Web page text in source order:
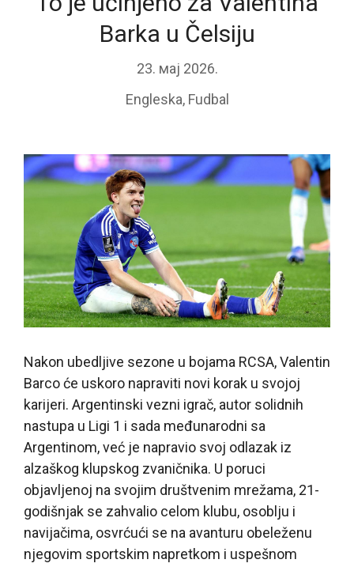
Barka u Čelsiju
23. мај 2026.
Engleska, Fudbal
Nakon ubedljive sezone u bojama RCSA, Valentin
Barco će uskoro napraviti novi korak u svojoj
karijeri. Argentinski vezni igrač, autor solidnih
nastupa u Ligi 1 i sada međunarodni sa
Argentinom, već je napravio svoj odlazak iz
alzaškog klupskog zvaničnika. U poruci
objavljenoj na svojim društvenim mrežama, 21-
godišnjak se zahvalio celom klubu, osoblju i
navijačima, osvrćući se na avanturu obeleženu
njegovim sportskim napretkom i uspešnom